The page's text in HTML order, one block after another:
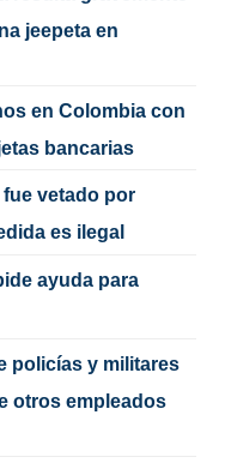
jeepeta en
en Colombia con
bancarias
fue vetado por
es ilegal
ayuda para
policías y militares
otros empleados